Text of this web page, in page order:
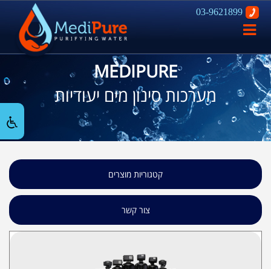
03-9621899
פתח
ניווט
MEDIPURE
מערכות סינון מים יעודיות
קטגוריות מוצרים
צור קשר